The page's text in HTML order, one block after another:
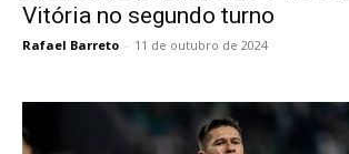
Vitória no segundo turno
Rafael Barreto - 11 de outubro de 2024